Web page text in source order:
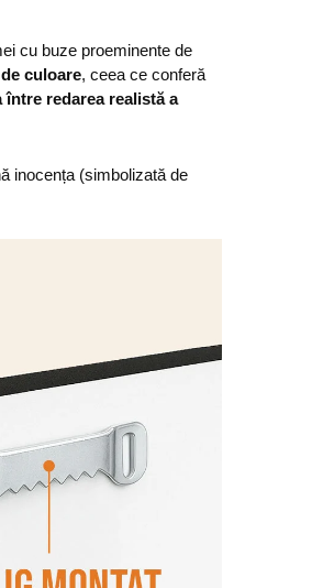
cu buze proeminente de
culoare, ceea ce conferă
între redarea realistă a
inocența (simbolizată de